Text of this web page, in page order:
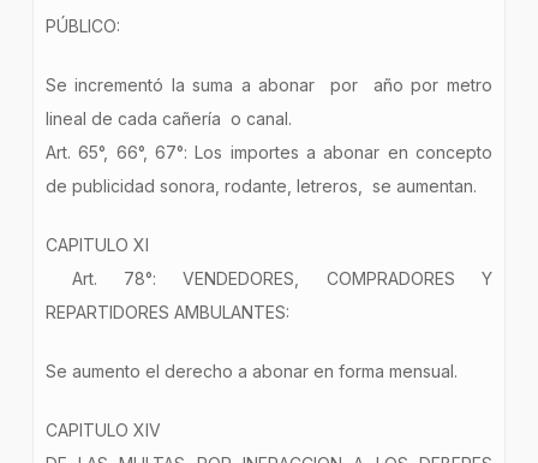
PÚBLICO:
Se incrementó la suma a abonar por año por metro
lineal de cada cañería o canal.
Art. 65°, 66°, 67°: Los importes a abonar en concepto
de publicidad sonora, rodante, letreros, se aumentan.
CAPITULO XI
Art. 78°: VENDEDORES, COMPRADORES Y
REPARTIDORES AMBULANTES:
Se aumento el derecho a abonar en forma mensual.
CAPITULO XIV